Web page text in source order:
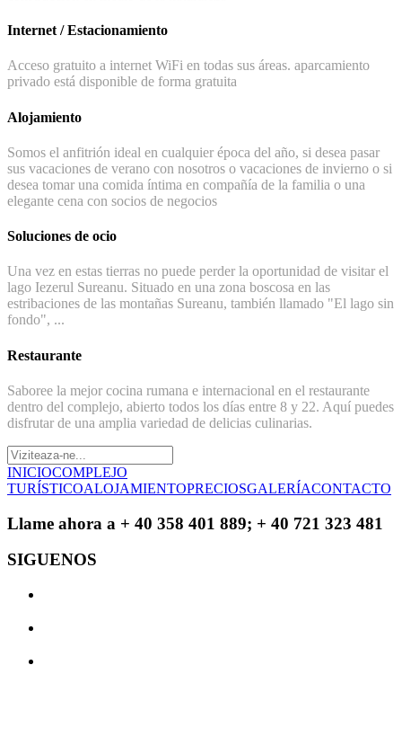
Internet / Estacionamiento
Acceso gratuito a internet WiFi en todas sus áreas. aparcamiento
privado está disponible de forma gratuita
Alojamiento
Somos el anfitrión ideal en cualquier época del año, si desea pasar
sus vacaciones de verano con nosotros o vacaciones de invierno o si
desea tomar una comida íntima en compañía de la familia o una
elegante cena con socios de negocios
Soluciones de ocio
Una vez en estas tierras no puede perder la oportunidad de visitar el
lago Iezerul Sureanu. Situado en una zona boscosa en las
estribaciones de las montañas Sureanu, también llamado "El lago sin
fondo", ...
Restaurante
Saboree la mejor cocina rumana e internacional en el restaurante
dentro del complejo, abierto todos los días entre 8 y 22. Aquí puedes
disfrutar de una amplia variedad de delicias culinarias.
INICIOCOMPLEJO
TURÍSTICOALOJAMIENTOPRECIOSGALERÍACONTACTO
Llame ahora a + 40 358 401 889; + 40 721 323 481
SIGUENOS